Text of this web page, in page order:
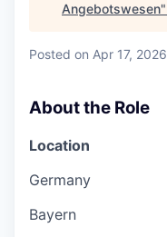
Angebotswesen"
Posted on Apr 17, 2026
About the Role
Location
Germany
Bayern